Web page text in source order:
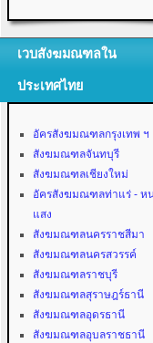
เวบสังฆมณฑลใน
ประเทศไทย
อัครสังฆมณฑลกรุงเทพ ฯ
สังฆมณฑลจันทบุรี
สังฆมณฑลเชียงใหม่
อัครสังฆมณฑลท่าแร่ - ห
แสง
สังฆมณฑลนครราชสีมา
สังฆมณฑลนครสวรรค์
สังฆมณฑลราชบุรี
สังฆมณฑลสุราษฎร์ธานี
สังฆมณฑลอุดรธานี
สังฆมณฑลอุบลราชธานี